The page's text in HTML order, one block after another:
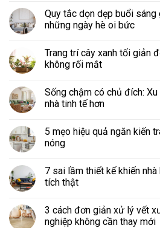
Quy tắc dọn dẹp buổi sáng
những ngày hè oi bức
Trang trí cây xanh tối giản
không rối mắt
Sống chậm có chủ đích:
nhà tinh tế hơn
5 mẹo hiệu quả ngăn kiến
nóng
7 sai lầm thiết kế khiến
tích thật
3 cách đơn giản xử lý vết
nghiệp không cần thay mới